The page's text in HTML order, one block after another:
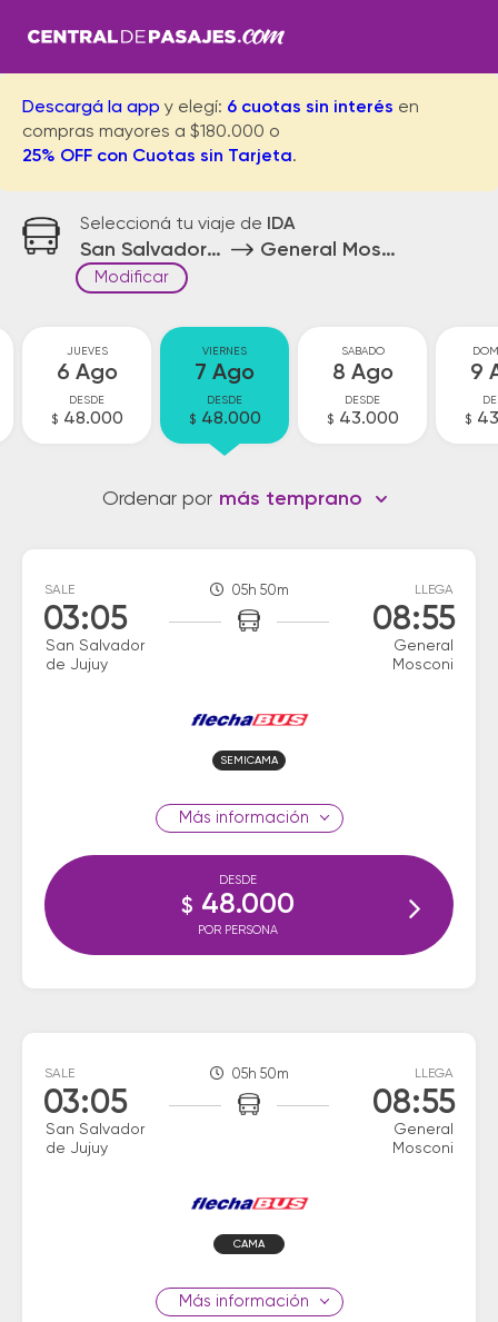
Descargá la app y elegí: 6 cuotas sin interés en
compras mayores a $180.000 o
25% OFF con Cuotas sin Tarjeta.
Seleccioná tu viaje de IDA
San Salvador de Jujuy General Mosconi
Modificar
JUEVES
6 Ago
DESDE
$ 48.000
VIERNES
7 Ago
DESDE
$ 48.000
SABADO
8 Ago
DESDE
$ 43.000
9
$
Ordenar por más temprano
SALE
03:05
San Salvador
de Jujuy
05h 50m LLEGA
08:55
General
Mosconi
SEMICAMA
información
DESDE
$ 48.000
POR PERSONA
SALE
03:05
San Salvador
de Jujuy
05h 50m LLEGA
08:55
General
Mosconi
CAMA
información